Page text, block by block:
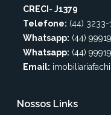
CRECI- J1379
Telefone: (44) 3233-
Whatsapp: (44)
Whatsapp: (44)
Email:
Nossos Links